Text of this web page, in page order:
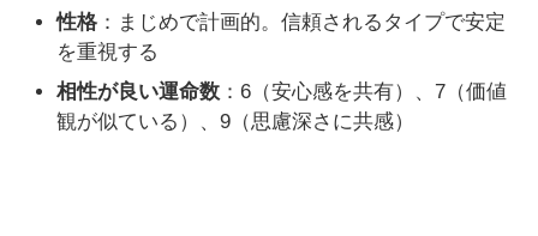
性格 ：まじめで計画的。信頼されるタイプで安定
を重視する
相性が良い運命数 ：6（安心感を共有）、7（価値
観が似ている）、9（思慮深さに共感）